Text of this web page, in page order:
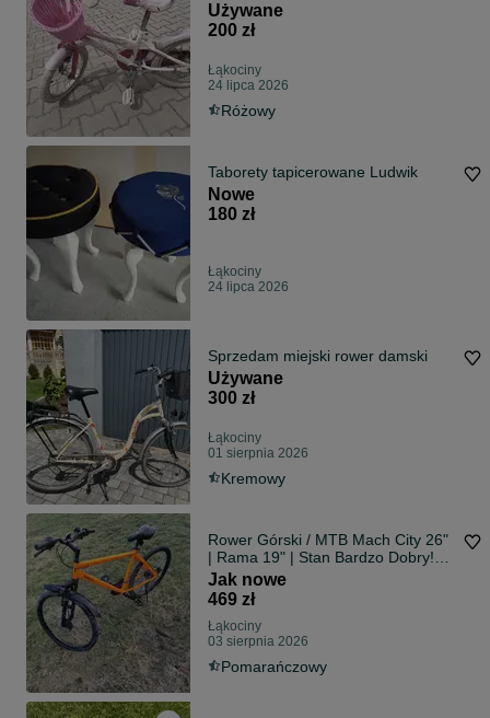
Używane
200 zł
Łąkociny
24 lipca 2026
Różowy
Taborety tapicerowane Ludwik
Nowe
180 zł
Łąkociny
24 lipca 2026
Sprzedam miejski rower damski
Używane
300 zł
Łąkociny
01 sierpnia 2026
Kremowy
Rower Górski / MTB Mach City 26"
| Rama 19" | Stan Bardzo Dobry!
OKAZJA
Jak nowe
469 zł
Łąkociny
03 sierpnia 2026
Pomarańczowy